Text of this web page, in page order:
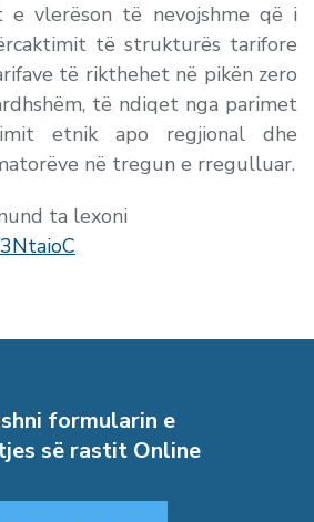
vlerëson të nevojshme që i
të strukturës tarifore
të rikthehet në pikën zero
të ndiqet nga parimet
etnik apo regjional dhe
në tregun e rregulluar.
ta lexoni
formularin e
së rastit Online